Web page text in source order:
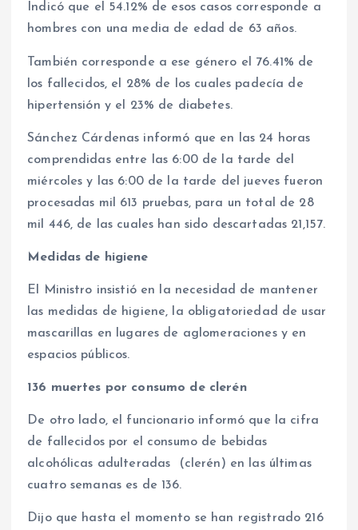
Indicó que el 54.12% de esos casos corresponde a
hombres con una media de edad de 63 años.
También corresponde a ese género el 76.41% de
los fallecidos, el 28% de los cuales padecía de
hipertensión y el 23% de diabetes.
Sánchez Cárdenas informó que en las 24 horas
comprendidas entre las 6:00 de la tarde del
miércoles y las 6:00 de la tarde del jueves fueron
procesadas mil 613 pruebas, para un total de 28
mil 446, de las cuales han sido descartadas 21,157.
Medidas de higiene
El Ministro insistió en la necesidad de mantener
las medidas de higiene, la obligatoriedad de usar
mascarillas en lugares de aglomeraciones y en
espacios públicos.
136 muertes por consumo de clerén
De otro lado, el funcionario informó que la cifra
de fallecidos por el consumo de bebidas
alcohólicas adulteradas (clerén) en las últimas
cuatro semanas es de 136.
Dijo que hasta el momento se han registrado 216